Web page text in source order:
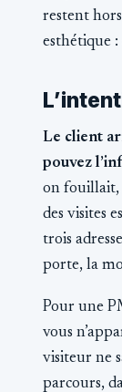
restent
esthétique :
Le client
pouvez
on fouillait,
des visites
trois
porte, la
Pour une
vous
visiteur ne
parcours,